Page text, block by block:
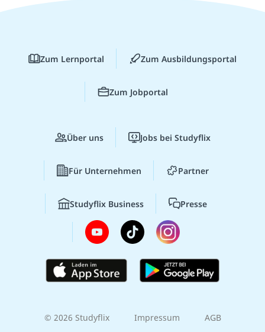
Zum Lernportal Zum Ausbildungsportal
Zum Jobportal
Über uns Jobs bei Studyflix
Für Unternehmen Partner
Studyflix Business Presse
© 2026 Studyflix Impressum AGB